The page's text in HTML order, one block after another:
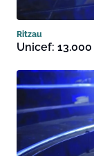
Ritzau
Unicef: